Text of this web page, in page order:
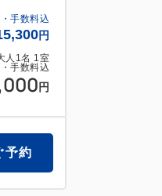
手数料込
円
人 1名 1室
手数料込
円
予約